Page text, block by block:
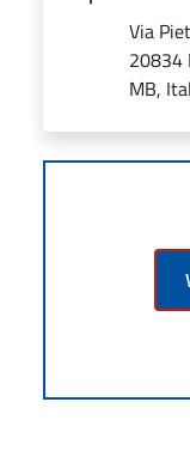
Via
20834
MB,